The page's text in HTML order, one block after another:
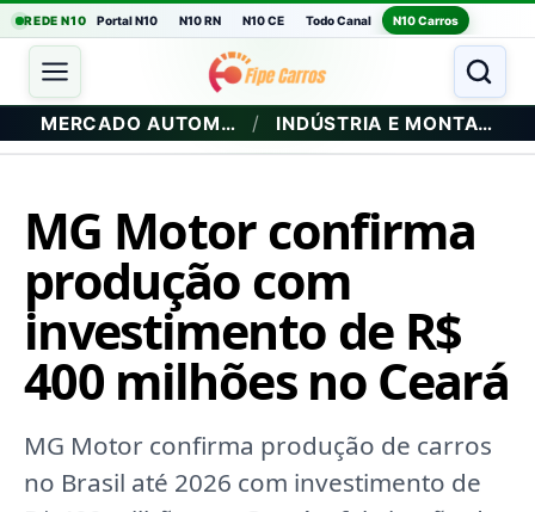
REDE N10 Portal N10 N10 RN N10 CE Todo Canal N10 Carros
MERCADO AUTOMOTIVO / INDÚSTRIA E MONTADORAS
MG Motor confirma
produção com
investimento de R$
400 milhões no Ceará
MG Motor confirma produção de carros
no Brasil até 2026 com investimento de